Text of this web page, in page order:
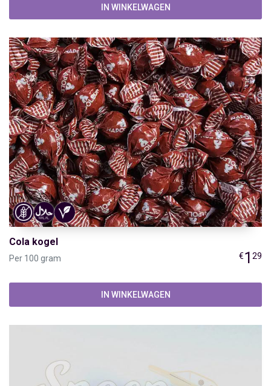
IN WINKELWAGEN
Cola kogel
Per 100 gram €1 29
IN WINKELWAGEN